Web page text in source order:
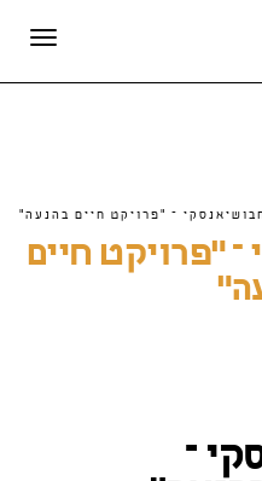
– "פרויקט חיים בהנעה"
– "פרויקט חיים
–